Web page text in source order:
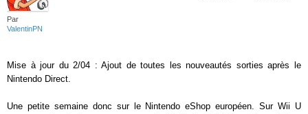
Par
ValentinPN
Mise à jour du 2/04 : Ajout de toutes les nouveautés sorties après le
Nintendo Direct.
Une petite semaine donc sur le Nintendo eShop européen. Sur Wii U